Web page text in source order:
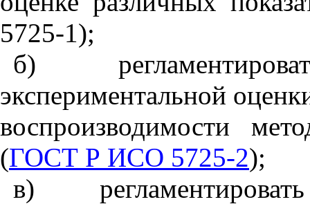
5725-1);
б)
экспериментальной
воспроизводимости
(ГОСТ Р ИСО 5725-2);
в)